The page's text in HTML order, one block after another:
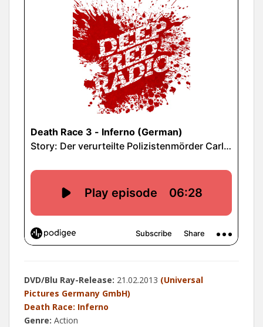
DVD/Blu Ray-Release: 21.02.2013 (Universal
Pictures Germany GmbH)
Death Race: Inferno
Genre: Action